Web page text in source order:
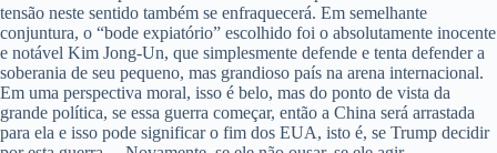
tensão neste sentido também se enfraquecerá. Em semelhante
conjuntura, o “bode expiatório” escolhido foi o absolutamente inocente
e notável Kim Jong-Un, que simplesmente defende e tenta defender a
soberania de seu pequeno, mas grandioso país na arena internacional.
Em uma perspectiva moral, isso é belo, mas do ponto de vista da
grande política, se essa guerra começar, então a China será arrastada
para ela e isso pode significar o fim dos EUA, isto é, se Trump decidir